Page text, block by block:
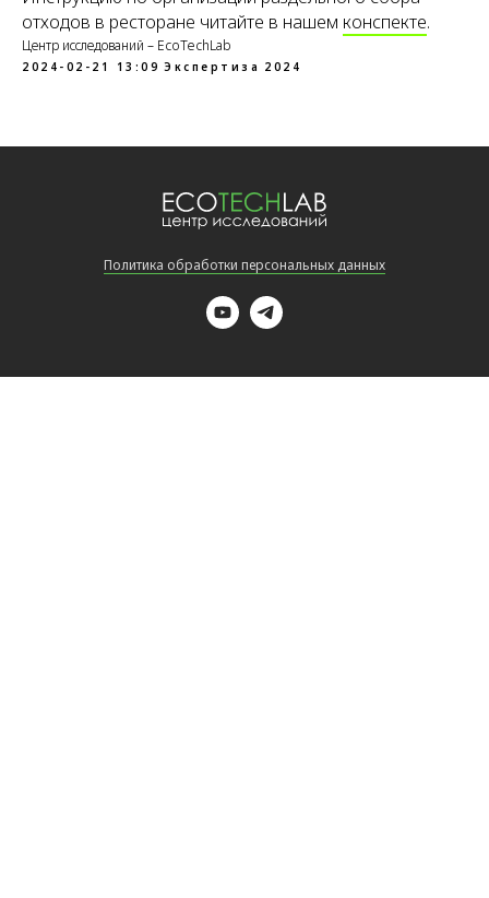
отходов в ресторане читайте в нашем конспекте.
Центр исследований – EcoTechLab
2024-02-21 13:09 Экспертиза 2024
Политика обработки персональных данных